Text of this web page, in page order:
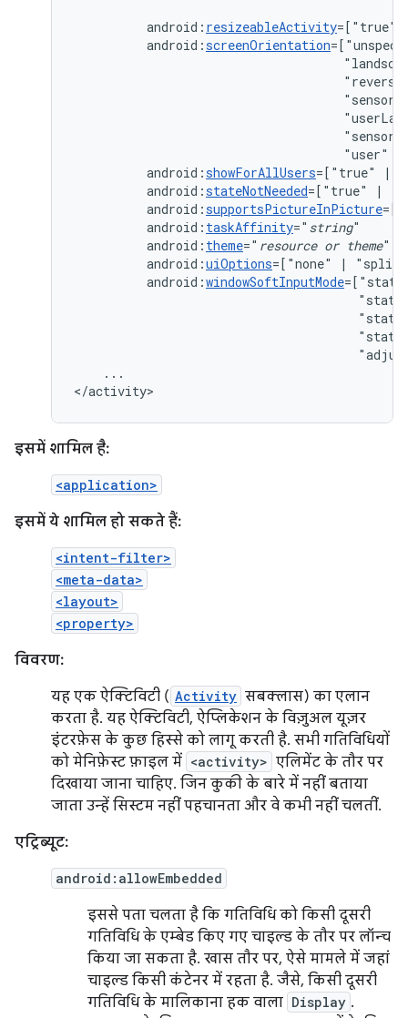
android: resizeableActivity=["true"
android:screenOrientation
"sensor"
"user"
android:showForAllUsers=["true"
|
android:stateNotNeeded=["true"
|
android:supportsPictureInPicture
android: taskAffinity=" string
android: theme=" resource or theme
android:uiOptions=["none"
|
android:windowSoftInputMode
...
</activity>
इसमें शामिल है:
<application>
इसमें ये शामिल हो सकते हैं:
<intent-filter>
<meta-data>
<layout>
<property>
विवरण:
यह एक ऐक्टिविटी ( Activity सबक्लास) का एलान
करता है. यह ऐक्टिविटी, ऐप्लिकेशन के विज़ुअल यूज़र
इंटरफ़ेस के कुछ हिस्से को लागू करती है. सभी गतिविधियों
को मेनिफ़ेस्ट फ़ाइल में <activity> एलिमेंट के तौर पर
दिखाया जाना चाहिए. जिन कुकी के बारे में नहीं बताया
जाता उन्हें सिस्टम नहीं पहचानता और वे कभी नहीं चलतीं.
एट्रिब्यूट:
android:allowEmbedded
इससे पता चलता है कि गतिविधि को किसी दूसरी
गतिविधि के एम्बेड किए गए चाइल्ड के तौर पर लॉन्च
किया जा सकता है. खास तौर पर, ऐसे मामले में जहां
चाइल्ड किसी कंटेनर में रहता है. जैसे, किसी दूसरी
गतिविधि के मालिकाना हक वाला Display .